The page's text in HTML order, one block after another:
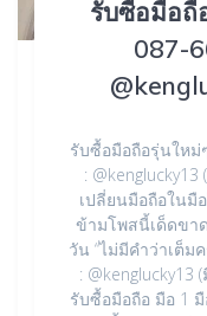
รับซื้อมือถื
087-
รับซื้อมือถือรุ่นใหม่
:
เปลี่ยนมือถือในมื
ข้ามโพสนี้เด็ดขาด
วัน “ไม่มีคำว่าเต็ม
: @kenglucky13
รับซื้อมือถือ มือ 1